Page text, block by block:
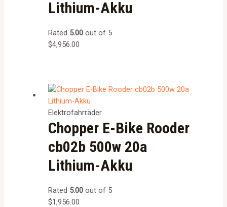
Lithium-Akku
Rated 5.00 out of 5
$4,956.00
Elektrofahrräder
Chopper E-Bike Rooder
cb02b 500w 20a
Lithium-Akku
Rated 5.00 out of 5
$1,956.00